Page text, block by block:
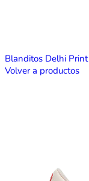
Blanditos Delhi Print
Volver a productos